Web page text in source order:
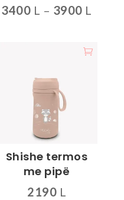
3400 L – 3900 L
deri
Mundësitë
Shishe termos
me pipë
2190 L